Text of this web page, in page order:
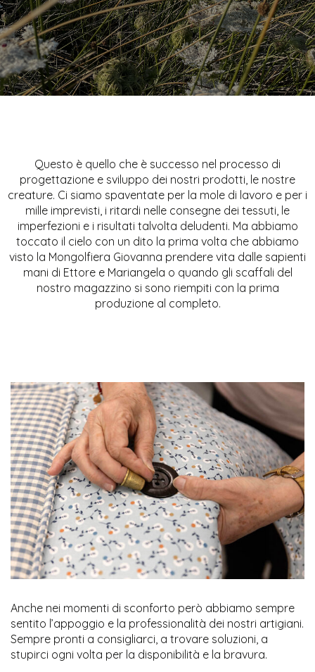
Questo è quello che è successo nel processo di
progettazione e sviluppo dei nostri prodotti, le nostre
creature. Ci siamo spaventate per la mole di lavoro e per i
mille imprevisti, i ritardi nelle consegne dei tessuti, le
imperfezioni e i risultati talvolta deludenti. Ma abbiamo
toccato il cielo con un dito la prima volta che abbiamo
visto la Mongolfiera Giovanna prendere vita dalle sapienti
mani di Ettore e Mariangela o quando gli scaffali del
nostro magazzino si sono riempiti con la prima
produzione al completo.
Anche nei momenti di sconforto però abbiamo sempre
sentito l’appoggio e la professionalità dei nostri artigiani.
Sempre pronti a consigliarci, a trovare soluzioni, a
stupirci ogni volta per la disponibilità e la bravura.